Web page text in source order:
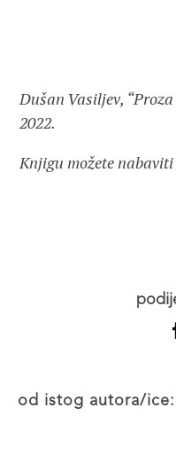
Dušan Vasiljev,
2022.
Knjigu možete
od istog autora/ice: